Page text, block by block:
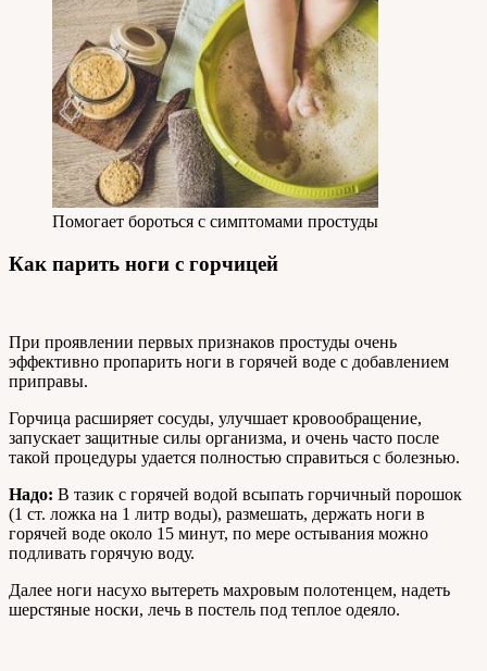
Помогает бороться с симптомами простуды
Как парить ноги с горчицей
При проявлении первых признаков простуды очень
эффективно пропарить ноги в горячей воде с добавлением
приправы.
Горчица расширяет сосуды, улучшает кровообращение,
запускает защитные силы организма, и очень часто после
такой процедуры удается полностью справиться с болезнью.
Надо: В тазик с горячей водой всыпать горчичный порошок
(1 ст. ложка на 1 литр воды), размешать, держать ноги в
горячей воде около 15 минут, по мере остывания можно
подливать горячую воду.
Далее ноги насухо вытереть махровым полотенцем, надеть
шерстяные носки, лечь в постель под теплое одеяло.